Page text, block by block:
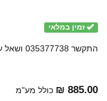
זמין במלאי
התקשר 035377738 ושאל על מבצעים / הנחה נוספת.
885.00 ₪ כולל מע"מ